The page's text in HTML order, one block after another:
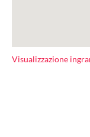
Visualizzazione